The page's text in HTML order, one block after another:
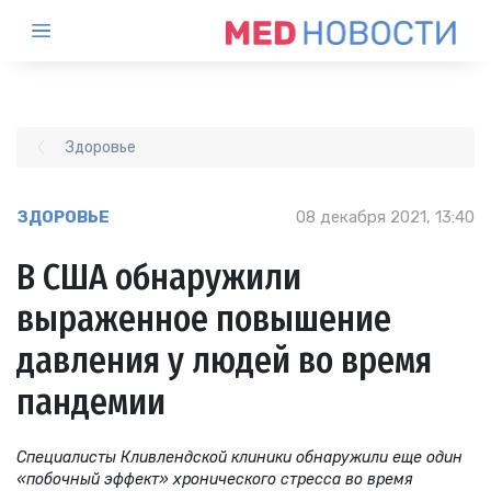
Здоровье
ЗДОРОВЬЕ 08 декабря 2021, 13:40
В США обнаружили
выраженное повышение
давления у людей во время
пандемии
Специалисты Кливлендской клиники обнаружили еще один
«побочный эффект» хронического стресса во время